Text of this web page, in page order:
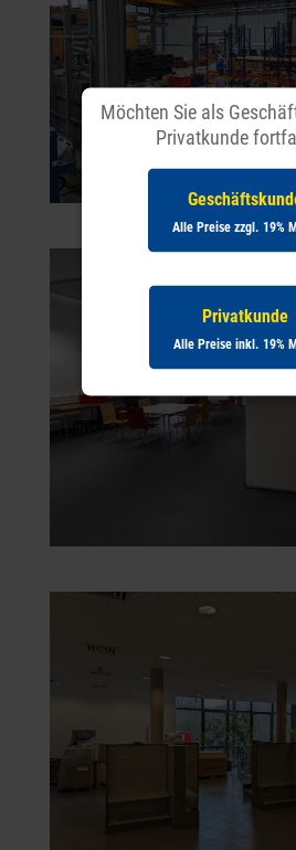
Möchten Sie als
Privatkunde
Alle Preise zzgl. 19%
Privatkunde
Alle Preise inkl. 19%